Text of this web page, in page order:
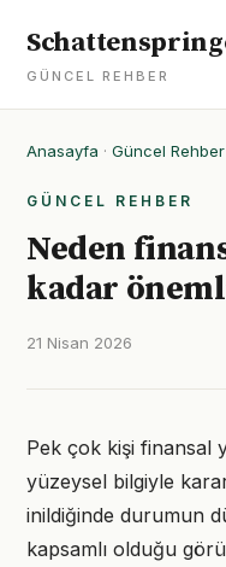
GÜNCEL REHBER
Anasayfa · Güncel Rehber
GÜNCEL REHBER
Neden
kadar
21 Nisan 2026
Pek çok kişi finansal
yüzeysel bilgiyle
inildiğinde durumun
kapsamlı olduğu